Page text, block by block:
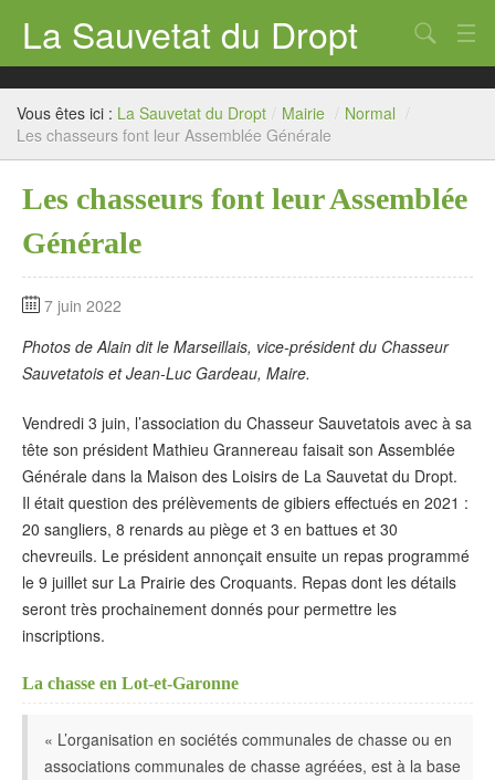
La Sauvetat du Dropt
Accueil
Mairie
Archives
Chercher
Vous êtes ici : La Sauvetat du Dropt / Mairie / Normal /
Les chasseurs font leur Assemblée Générale
Les chasseurs font leur Assemblée
Générale
7 juin 2022
Photos de Alain dit le Marseillais, vice-président du Chasseur
Sauvetatois et Jean-Luc Gardeau, Maire.
Vendredi 3 juin, l’association du Chasseur Sauvetatois avec à sa
tête son président Mathieu Grannereau faisait son Assemblée
Générale dans la Maison des Loisirs de La Sauvetat du Dropt.
Il était question des prélèvements de gibiers effectués en 2021 :
20 sangliers, 8 renards au piège et 3 en battues et 30
chevreuils. Le président annonçait ensuite un repas programmé
le 9 juillet sur La Prairie des Croquants. Repas dont les détails
seront très prochainement donnés pour permettre les
inscriptions.
La chasse en Lot-et-Garonne
« L’organisation en sociétés communales de chasse ou en
associations communales de chasse agréées, est à la base